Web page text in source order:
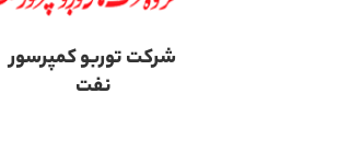
شرکت توربو کمپرسور
نفت